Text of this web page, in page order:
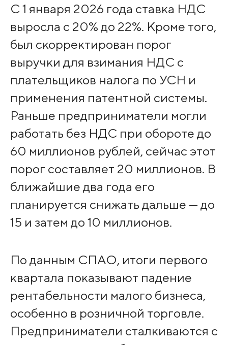
С 1 января 2026 года ставка НДС
выросла с 20% до 22%. Кроме того,
был скорректирован порог
выручки для взимания НДС с
плательщиков налога по УСН и
применения патентной системы.
Раньше предприниматели могли
работать без НДС при обороте до
60 миллионов рублей, сейчас этот
порог составляет 20 миллионов. В
ближайшие два года его
планируется снижать дальше — до
15 и затем до 10 миллионов.
По данным СПАО, итоги первого
квартала показывают падение
рентабельности малого бизнеса,
особенно в розничной торговле.
Предприниматели сталкиваются с